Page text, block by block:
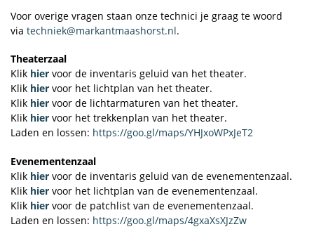
Voor overige vragen staan onze technici je graag te woord
via techniek@markantmaashorst.nl.
Theaterzaal
Klik hier voor de inventaris geluid van het theater.
Klik hier voor het lichtplan van het theater.
Klik hier voor de lichtarmaturen van het theater.
Klik hier voor het trekkenplan van het theater.
Laden en lossen: https://goo.gl/maps/YHJxoWPxJeT2
Evenementenzaal
Klik hier voor de inventaris geluid van de evenementenzaal.
Klik hier voor het lichtplan van de evenementenzaal.
Klik hier voor de patchlist van de evenementenzaal.
Laden en lossen: https://goo.gl/maps/4gxaXsXJzZw